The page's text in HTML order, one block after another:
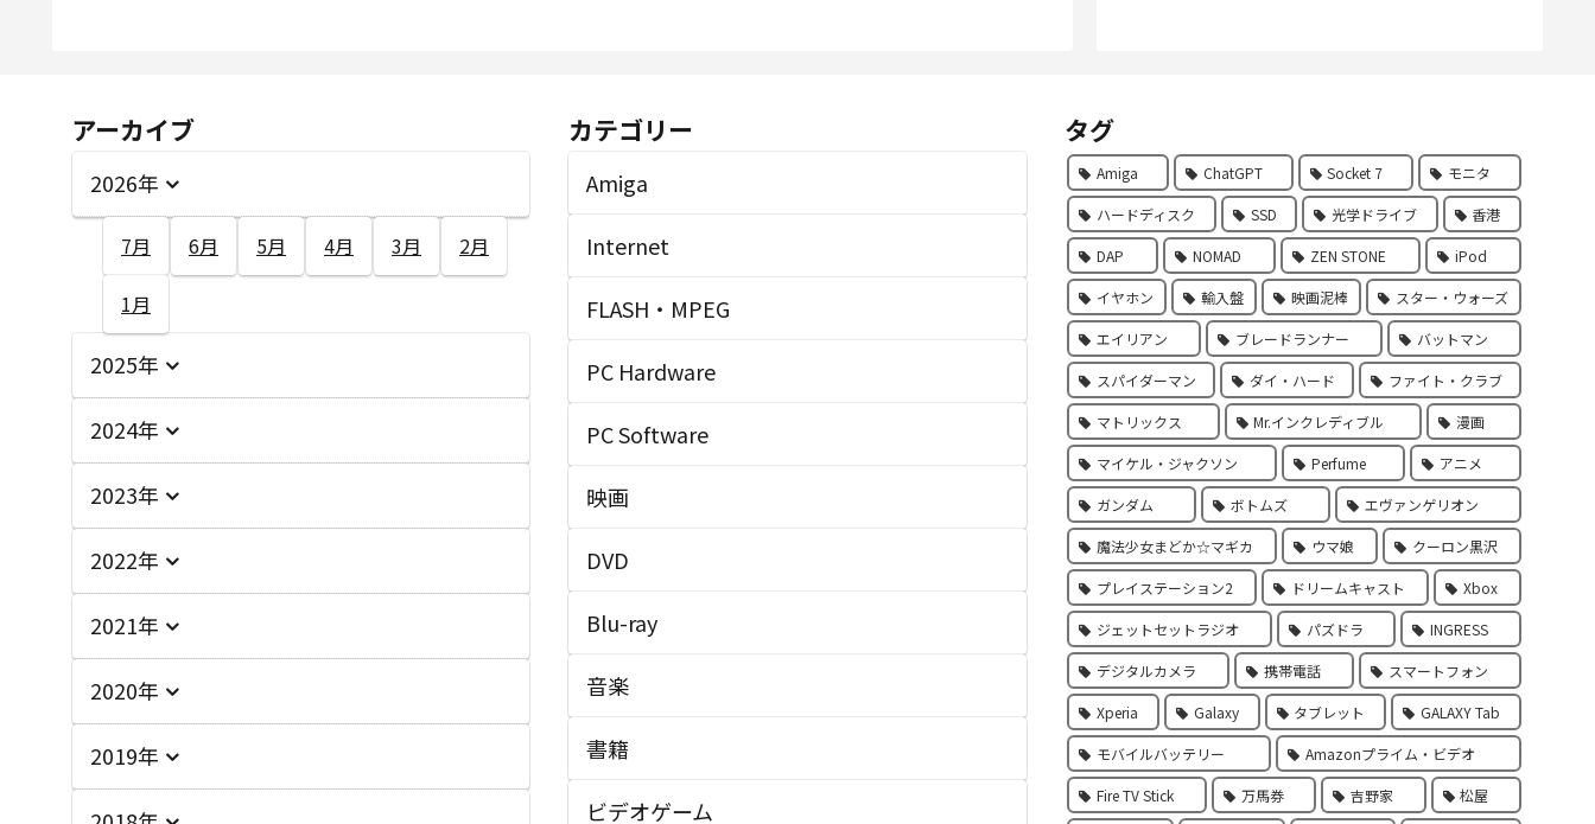
アーカイブ
2026年
7月 6月 5月 4月 3月 2月
1月
2025年
2024年
2023年
2022年
2021年
2020年
2019年
カテゴリー
Amiga
Internet
FLASH・MPEG
PC Hardware
PC Software
映画
DVD
Blu-ray
音楽
書籍
ビデオゲーム
タグ
Amiga ChatGPT Socket 7 モニタ
ハードディスク SSD 光学ドライブ 香港
DAP NOMAD ZEN STONE iPod
イヤホン 輸入盤 映画泥棒 スター・ウォーズ
エイリアン ブレードランナー バットマン
スパイダーマン ダイ・ハード ファイト・クラブ
マトリックス Mr.インクレディブル 漫画
マイケル・ジャクソン Perfume アニメ
ガンダム ボトムズ エヴァンゲリオン
魔法少女まどか☆マギカ ウマ娘 クーロン黒沢
プレイステーション2 ドリームキャスト Xbox
ジェットセットラジオ パズドラ INGRESS
デジタルカメラ 携帯電話 スマートフォン
Xperia Galaxy タブレット GALAXY Tab
モバイルバッテリー Amazonプライム・ビデオ
Fire TV Stick 万馬券 吉野家 松屋